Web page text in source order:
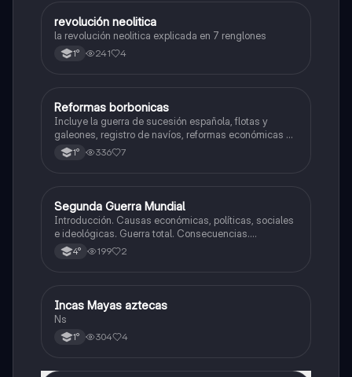
Historia
revolución neolitica
la revolución neolitica explicada en 7 renglones
1° 241 4
Historia
Reformas borbonicas
Incluye la guerra de sucesión española, flotas y
galeones, registro de navíos, reformas económicas y
virreinatos
1° 336 7
Historia
Segunda Guerra Mundial
Introducción. Causas económicas, políticas, sociales
e ideológicas. Guerra total. Consecuencias.
Tensiones en europa. Inicio de la guerra.
4° 199 2
Historia
Incas Mayas aztecas
Ns
1° 304 4